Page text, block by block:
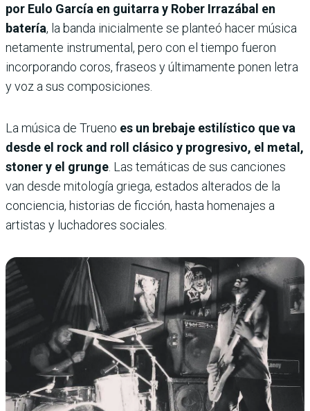
por Eulo García en guitarra y Rober Irrazábal en
batería, la banda inicialmente se planteó hacer música
netamente instrumental, pero con el tiempo fueron
incorporando coros, fraseos y últimamente ponen letra
y voz a sus composiciones.
La música de Trueno es un brebaje estilístico que va
desde el rock and roll clásico y progresivo, el metal,
stoner y el grunge . Las temáticas de sus canciones
van desde mitología griega, estados alterados de la
conciencia, historias de ficción, hasta homenajes a
artistas y luchadores sociales.